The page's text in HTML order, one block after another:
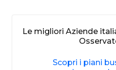
Le migliori Aziende
Scopri i piani